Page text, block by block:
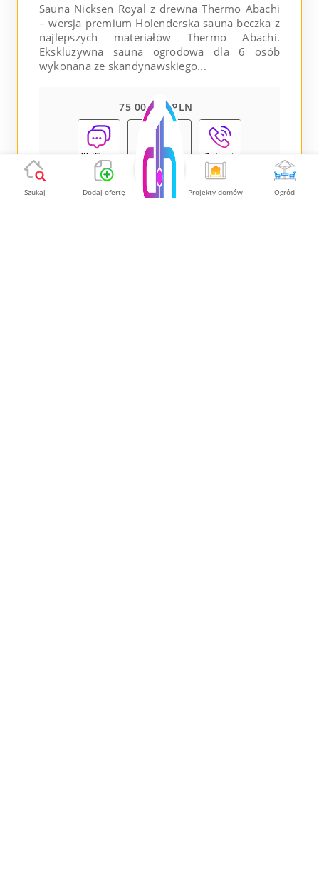
Sauna Nicksen Royal z drewna Thermo Abachi
– wersja premium Holenderska sauna beczka z
najlepszych materiałów Thermo Abachi.
Ekskluzywna sauna ogrodowa dla 6 osób
wykonana ze skandynawskiego...
75 000.00 PLN
Szukaj Dodaj ofertę Projekty domów Ogród